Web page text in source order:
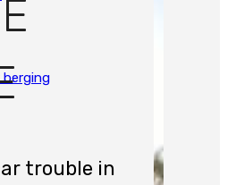
berging
trouble in